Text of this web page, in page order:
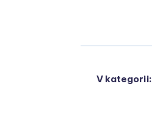
V kategorii: